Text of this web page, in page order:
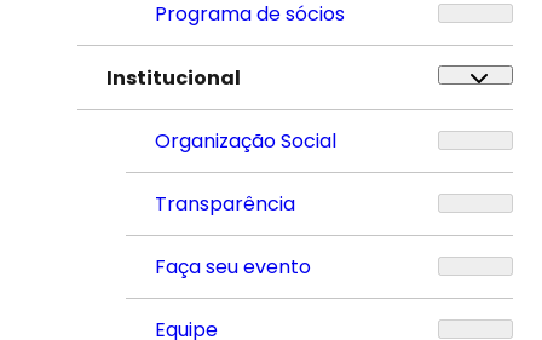
Programa de sócios
Institucional
Organização Social
Transparência
Faça seu evento
Equipe